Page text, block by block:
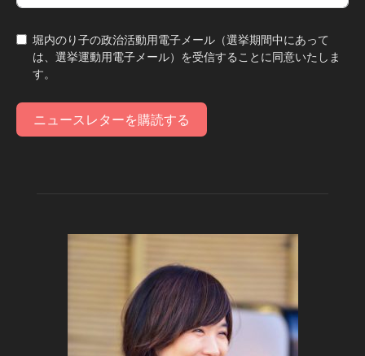
堀内のり子の政治活動用電子メール（選挙期間中にあって
は、選挙運動用電子メール）を受信することに同意いたしま
す。
ニュースレターを購読する